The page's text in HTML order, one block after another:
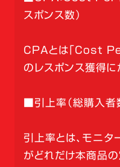
スポンス数）
CPAとは「Cost
のレスポンス獲得に
■引上率（総購入者
引上率とは、モニ
がどれだけ本商品の